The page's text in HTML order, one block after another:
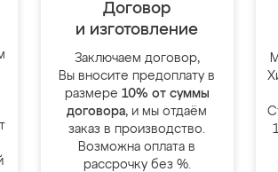
Договор
и изготовление
Заключаем договор,
Вы вносите предоплату в
размере 10% от суммы
договора, и мы отдаём
заказ в производство.
Возможна оплата в
рассрочку без %.